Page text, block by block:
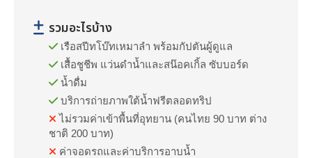
รวมอะไรบ้าง
เรือสปีทโบ๊ทเหมาลำ พร้อมกัปตันผู้ดูแล
เสื้อชูชีพ แว่นดำน้ำและสน๊อคเกิ้ล ซับบอร์ด
น้ำดื่ม
บริการถ่ายภาพใต้น้ำฟรีตลอดทริป
ไม่รวมค่าเข้าพื้นที่อุทยาน (คนไทย 90 บาท ต่าง
ชาติ 200 บาท)
ค่าจอดรถและค่าบริการอาบน้ำ